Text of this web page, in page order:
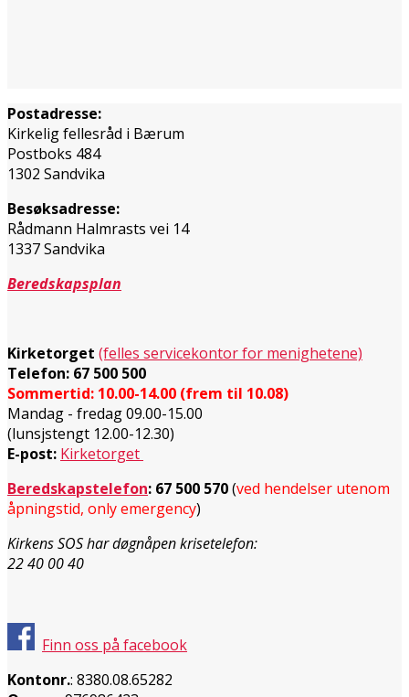
Postadresse:
Kirkelig fellesråd i Bærum
Postboks 484
1302 Sandvika
Besøksadresse:
Rådmann Halmrasts vei 14
1337 Sandvika
Beredskapsplan
Kirketorget (felles servicekontor for menighetene)
Telefon: 67 500 500
Sommertid: 10.00-14.00 (frem til 10.08)
Mandag - fredag 09.00-15.00
(lunsjstengt 12.00-12.30)
E-post: Kirketorget
Beredskapstelefon: 67 500 570(ved hendelser utenom
åpningstid, only emergency)
Kirkens SOS har døgnåpen krisetelefon:
22 40 00 40
Finn oss på facebook
Kontonr.: 8380.08.65282